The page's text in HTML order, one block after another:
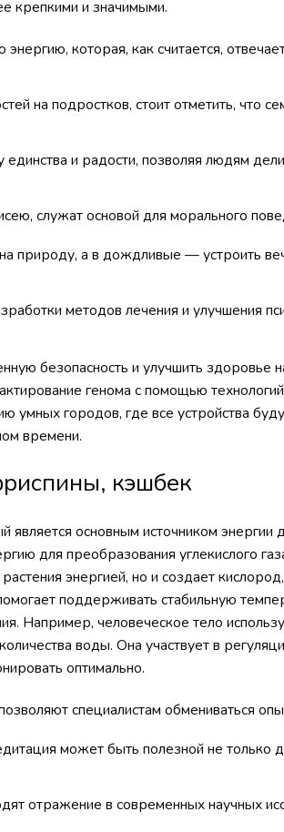
крепкими и значимыми.
которая, как считается,
на подростков, стоит отметить, что
и радости, позволяя людям
служат основой для морального
природу, а в дождливые — устроить
методов лечения и улучшения
безопасность и улучшить здоровье
генома с помощью
умных городов, где все устройства
времени.
кэшбек
является основным источником
для преобразования углекислого
энергией, но и создает
поддерживать стабильную
Например, человеческое тело
воды. Она участвует в
оптимально.
специалистам обмениваться
может быть полезной не только
отражение в современных научных